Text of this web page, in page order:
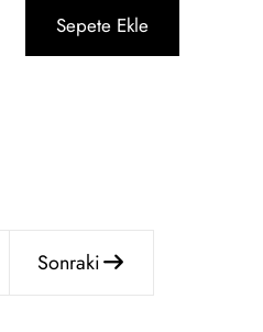
Sepete Ekle
Sonraki